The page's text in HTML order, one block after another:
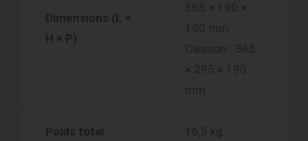
Dimensions (L ×
H × P)
365 × 190 ×
190 mm
Caisson : 365
× 295 × 190
mm
Poids total 16,5 kg